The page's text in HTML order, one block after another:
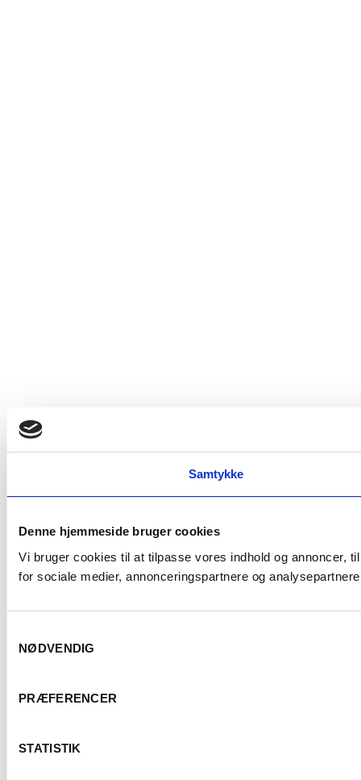
Samtykke
Denne hjemmeside bruger cookies
Vi bruger cookies til at tilpasse vores indhold og annoncer,
for sociale medier, annonceringspartnere og
NØDVENDIG
PRÆFERENCER
STATISTIK